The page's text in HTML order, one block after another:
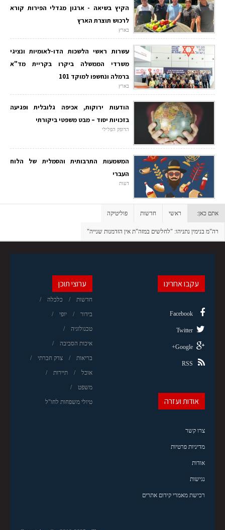
הקיץ בשיאה - ארגון מגדלי הפירות קורא
לרכוש תוצרת הארץ
בארץ
עשרות ראשי הלשכות הדו-לאומיות ונציגי
משרדי הממשלה ביקרו בקריית מד"א
ברמלה ונחשפו למוקד 101
בארץ
הודעות ירוקות, אכיפה גלובלית ופגיעה
בזכויות יסוד – מבט משפטי ביקורתי
הדופק הפלילי
המשמעות התרבותית והסמלית של הלוח
העברי
דעות
אתם כאן: ראשי חדשות פוליטיקה
רה"מ בנימין נתניהו: "לחלשים במזה"ת אין הזדמנות שנייה"
ערוצי תוכן
חדשות כלכלה
בידור יופי
טכנולוגיה
איכות הסביבה
בריאות צדק חברתי
אוכל תיירות
משפט
טיולי משפחות לחו"ל
עקבו אחרינו
Facebook
Twitter
Google+
RSS
אודות ועזרה
צרו קשר
מדיניות פרטיות
אודות
נגישות
רכישת מאמרי קידום אתרים